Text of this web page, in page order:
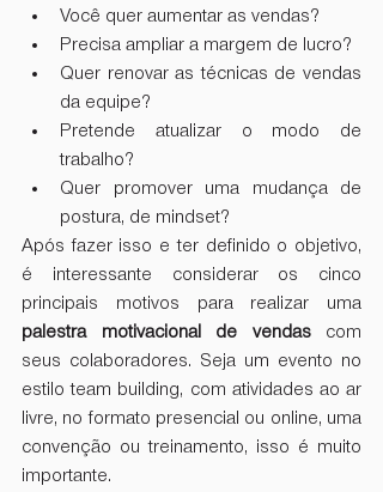
Você quer aumentar as vendas?
Precisa ampliar a margem de lucro?
Quer renovar as técnicas de vendas
da equipe?
Pretende atualizar o modo de
trabalho?
Quer promover uma mudança de
postura, de mindset?
Após fazer isso e ter definido o objetivo,
é interessante considerar os cinco
palestra motivacional de vendas com
seus colaboradores. Seja um evento no
estilo team building, com atividades ao ar
livre, no formato presencial ou online, uma
convenção ou treinamento, isso é muito
importante.